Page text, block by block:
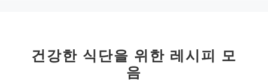
건강한 식단을 위한 레시피 모
음